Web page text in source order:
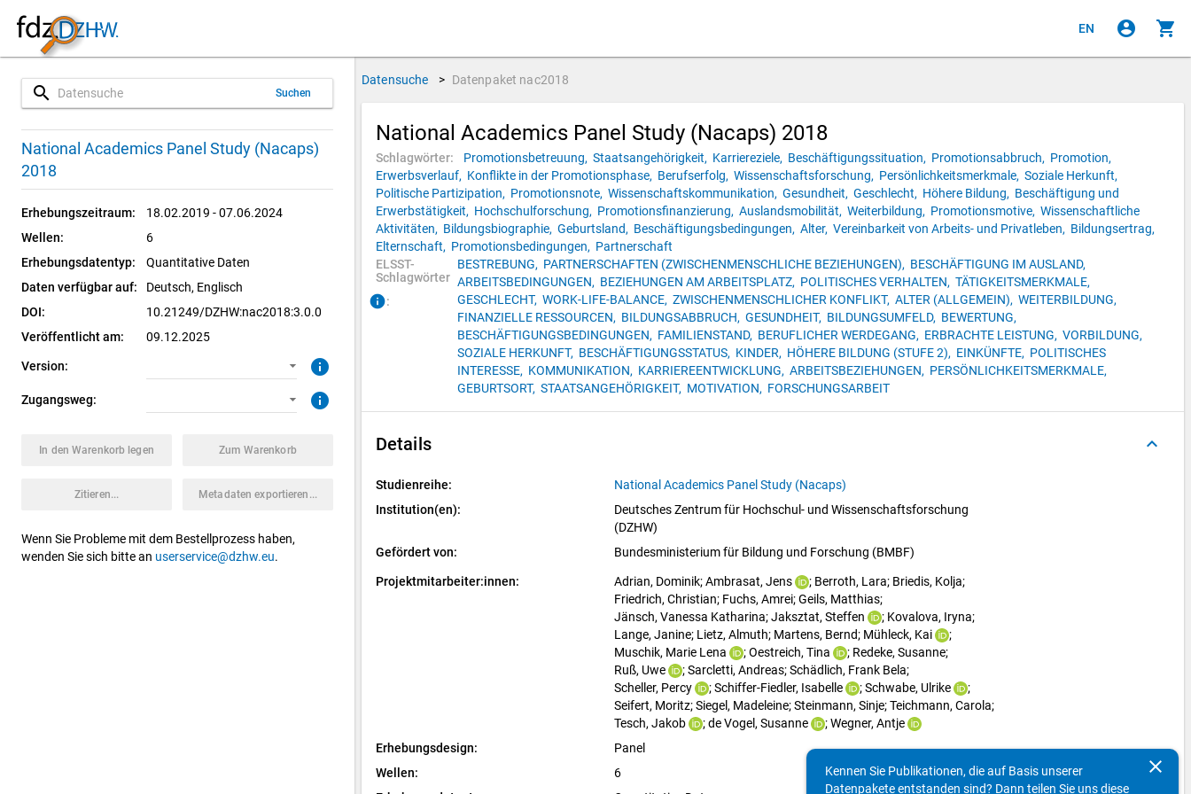
EN account_circle shopping_cart
search Suchen
National Academics Panel Study (Nacaps)
2018
Erhebungszeitraum:
18.02.2019 - 07.06.2024
Wellen:
6
Erhebungsdatentyp:
Quantitative Daten
Daten verfügbar auf:
Deutsch, Englisch
DOI:
10.21249/DZHW:nac2018:3.0.0
Veröffentlicht am:
09.12.2025
Version:
3.0.0 (aktuell)
info
Zugangsweg:
CUF: Download
SUF: Download
SUF: Remote-Desktop
SUF: On-Site
info
In den Warenkorb legen Zum Warenkorb
Zitieren... Metadaten exportieren...
Wenn Sie Probleme mit dem Bestellprozess haben,
wenden Sie sich bitte an userservice@dzhw.eu.
Datensuche > Datenpaket nac2018
National Academics Panel Study (Nacaps) 2018
Schlagwörter: Promotionsbetreuung, Staatsangehörigkeit, Karriereziele, Beschäftigungssituation, Promotionsabbruch, Promotion,
Erwerbsverlauf, Konflikte in der Promotionsphase, Berufserfolg, Wissenschaftsforschung, Persönlichkeitsmerkmale, Soziale Herkunft,
Politische Partizipation, Promotionsnote, Wissenschaftskommunikation, Gesundheit, Geschlecht, Höhere Bildung, Beschäftigung und
Erwerbstätigkeit, Hochschulforschung, Promotionsfinanzierung, Auslandsmobilität, Weiterbildung, Promotionsmotive, Wissenschaftliche
Aktivitäten, Bildungsbiographie, Geburtsland, Beschäftigungsbedingungen, Alter, Vereinbarkeit von Arbeits- und Privatleben, Bildungsertrag,
Elternschaft, Promotionsbedingungen, Partnerschaft
ELSST-
Schlagwörter
info:
BESTREBUNG, PARTNERSCHAFTEN (ZWISCHENMENSCHLICHE BEZIEHUNGEN), BESCHÄFTIGUNG IM AUSLAND,
ARBEITSBEDINGUNGEN, BEZIEHUNGEN AM ARBEITSPLATZ, POLITISCHES VERHALTEN, TÄTIGKEITSMERKMALE,
GESCHLECHT, WORK-LIFE-BALANCE, ZWISCHENMENSCHLICHER KONFLIKT, ALTER (ALLGEMEIN), WEITERBILDUNG,
FINANZIELLE RESSOURCEN, BILDUNGSABBRUCH, GESUNDHEIT, BILDUNGSUMFELD, BEWERTUNG,
BESCHÄFTIGUNGSBEDINGUNGEN, FAMILIENSTAND, BERUFLICHER WERDEGANG, ERBRACHTE LEISTUNG, VORBILDUNG,
SOZIALE HERKUNFT, BESCHÄFTIGUNGSSTATUS, KINDER, HÖHERE BILDUNG (STUFE 2), EINKÜNFTE, POLITISCHES
INTERESSE, KOMMUNIKATION, KARRIEREENTWICKLUNG, ARBEITSBEZIEHUNGEN, PERSÖNLICHKEITSMERKMALE,
GEBURTSORT, STAATSANGEHÖRIGKEIT, MOTIVATION, FORSCHUNGSARBEIT
Details keyboard_arrow_up
Studienreihe:
National Academics Panel Study (Nacaps)
Institution(en):
Deutsches Zentrum für Hochschul- und Wissenschaftsforschung
(DZHW)
Gefördert von:
Bundesministerium für Bildung und Forschung (BMBF)
Projektmitarbeiter:innen: Adrian, Dominik; Ambrasat, Jens ; Berroth, Lara; Briedis, Kolja;
Friedrich, Christian; Fuchs, Amrei; Geils, Matthias;
Jänsch, Vanessa Katharina; Jaksztat, Steffen ; Kovalova, Iryna;
Lange, Janine; Lietz, Almuth; Martens, Bernd; Mühleck, Kai
;
Muschik, Marie Lena
; Oestreich, Tina ; Redeke, Susanne;
Ruß, Uwe
; Sarcletti, Andreas; Schädlich, Frank Bela;
Scheller, Percy
; Schiffer-Fiedler, Isabelle ; Schwabe, Ulrike
;
Seifert, Moritz; Siegel, Madeleine; Steinmann, Sinje; Teichmann, Carola;
Tesch, Jakob
; de Vogel, Susanne ; Wegner, Antje
Erhebungsdesign:
Panel
Wellen:
6
clear
Kennen Sie Publikationen, die auf Basis unserer
Datenpakete entstanden sind? Dann teilen Sie uns diese